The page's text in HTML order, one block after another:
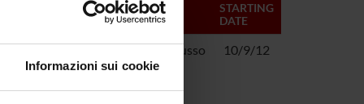
Informazioni sui cookie
MANAGERS
STARTING
DATE
dei
parco
Gianluigi Zanusso 10/9/12